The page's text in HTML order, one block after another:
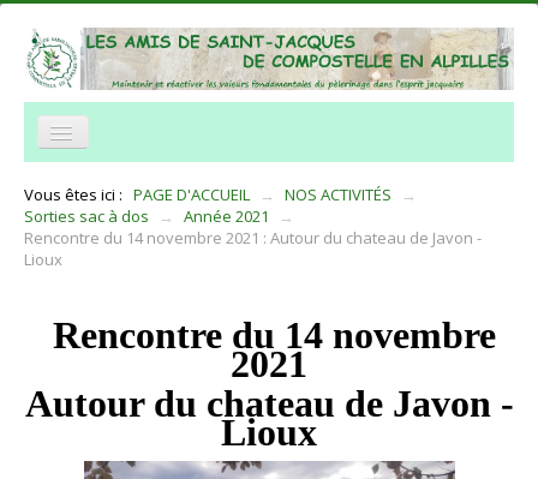
NOS ACTIVITÉS
TRAVERSÉE DES ALPILLES
INFORMATIONS PRATIQUES
RÉSEAUX
NOUS CONTACTER
Vous êtes ici : PAGE D'ACCUEIL → NOS ACTIVITÉS
→
Sorties sac à dos
→ Année 2021
→
Rencontre du 14 novembre 2021 : Autour du chateau de Javon -
Lioux
Rencontre du 14 novembre
2021
Autour du chateau de Javon -
Lioux